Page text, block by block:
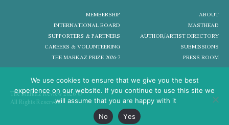
ABOUT
MEMBERSHIP
MASTHEAD
INTERNATIONAL BOARD
AUTHOR/ARTIST DIRECTORY
SUPPORTERS & PARTNERS
SUBMISSIONS
CAREERS & VOLUNTEERING
PRESS ROOM
THE MARKAZ PRIZE 2026-7
© 2026 The Markaz Review
All Rights Reserved
We use cookies to ensure that we give you the best
experience on our website. If you continue to use this site we
will assume that you are happy with it.
Yes
No